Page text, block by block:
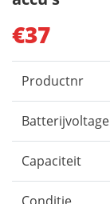
€37
Productnr
Batterijvoltage
Capaciteit